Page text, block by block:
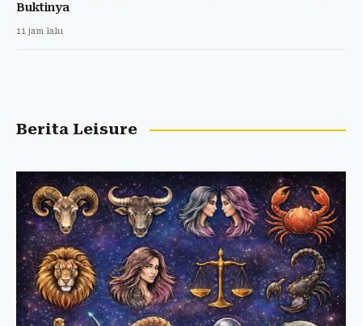
Buktinya
11 jam lalu
Berita Leisure